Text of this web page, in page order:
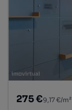
275 €9,17 €/m²